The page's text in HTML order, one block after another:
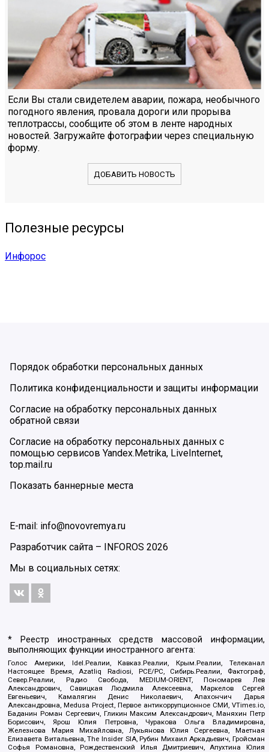
Если Вы стали свидетелем аварии, пожара, необычного
погодного явления, провала дороги или прорыва
теплотрассы, сообщите об этом в ленте народных
новостей. Загружайте фотографии через специальную
форму.
ДОБАВИТЬ НОВОСТЬ
Полезные ресурсы
Инфорос
Порядок обработки персональных данных
Политика конфиденциальности и защиты информации
Согласие на обработку персональных данных
обратной связи
Согласие на обработку персональных данных с
помощью сервисов Yandex.Metrika, LiveInternet,
top.mail.ru
Показать баннерные места
E-mail: info@novovremya.ru
Разработчик сайта – INFOROS 2026
Мы в социальных сетях:
* Реестр иностранных средств массовой информации,
выполняющих функции иностранного агента:
Голос Америки, Idel.Реалии, Кавказ.Реалии, Крым.Реалии, Телеканал
Настоящее Время, Azatliq Radiosi, PCE/PC, Сибирь.Реалии, Фактограф,
Север.Реалии, Радио Свобода, MEDIUM-ORIENT, Пономарев Лев
Александрович, Савицкая Людмила Алексеевна, Маркелов Сергей
Евгеньевич, Камалягин Денис Николаевич, Апахончич Дарья
Александровна, Medusa Project, Первое антикоррупционное СМИ, VTimes.io,
Баданин Роман Сергеевич, Гликин Максим Александрович, Маняхин Петр
Борисович, Ярош Юлия Петровна, Чуракова Ольга Владимировна,
Железнова Мария Михайловна, Лукьянова Юлия Сергеевна, Маетная
Елизавета Витальевна, The Insider SIA, Рубин Михаил Аркадьевич, Гройсман
Софья Романовна, Рождественский Илья Дмитриевич, Апухтина Юлия